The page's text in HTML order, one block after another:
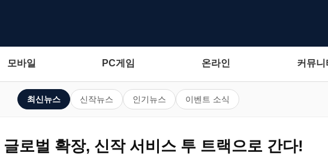
모바일 PC게임 온라인 커뮤니
최신뉴스 신작뉴스 인기뉴스 이벤트 소식
로벌 확장, 신작 서비스 투 트랙으로 간다!